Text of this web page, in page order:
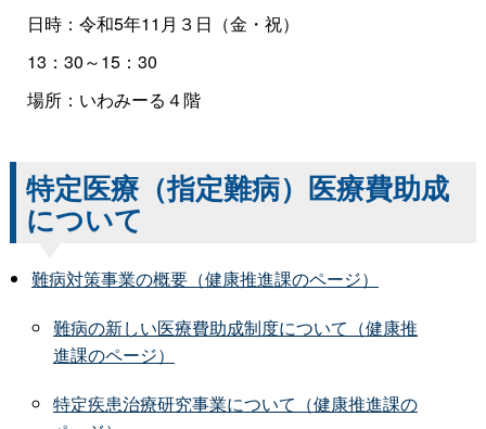
日時：令和5年11月３日（金・祝）
13：30～15：30
場所：いわみーる４階
特定医療（指定難病）医療費助成
について
難病対策事業の概要（健康推進課のページ）
難病の新しい医療費助成制度について（健康推
進課のページ）
特定疾患治療研究事業について（健康推進課の